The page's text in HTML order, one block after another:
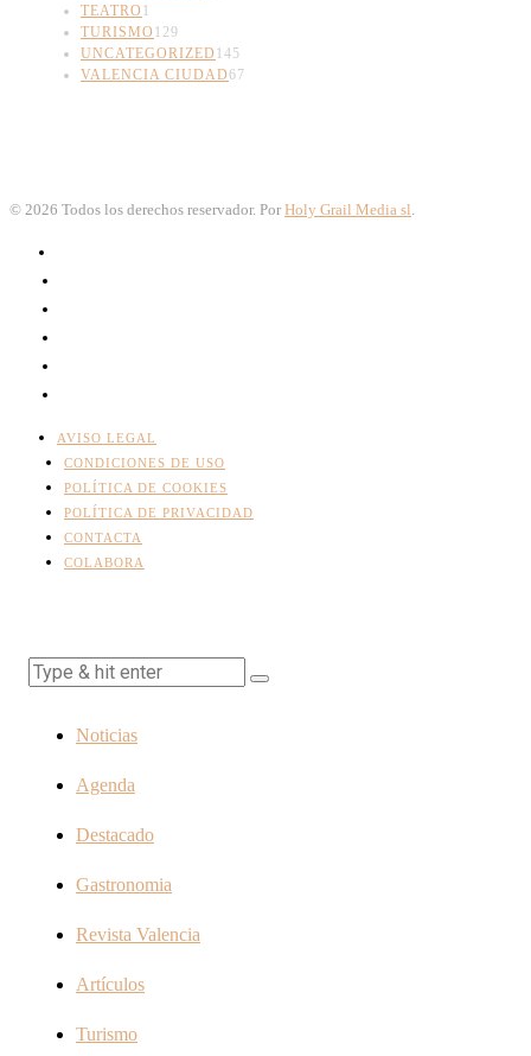
TEATRO 1
TURISMO 129
UNCATEGORIZED 145
VALENCIA CIUDAD67
© 2026 Todos los derechos reservador. Por Holy Grail Media sl
AVISO LEGAL
CONDICIONES DE USO
POLÍTICA DE COOKIES
POLÍTICA DE PRIVACIDAD
CONTACTA
COLABORA
Noticias
Agenda
Destacado
Gastronomia
Revista Valencia
Artículos
Turismo